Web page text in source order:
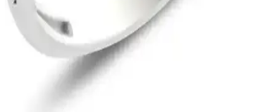
Avon'un Little Black Dress seti, kalıcı ve hafif kadınsı kokusu,
losyon ve sprey ile günlük bakımda şıklık ve konfor sunar, mini
boylarıyla her an yanınızda taşıyabilirsiniz.
Kadın Sahipli Makyaj Markalarının Ürün Çeşitliliği
ve Sosyal Anlamları Üzerine İnceleme
Kadınların kurduğu makyaj markaları, yenilikçi ürünleri ve